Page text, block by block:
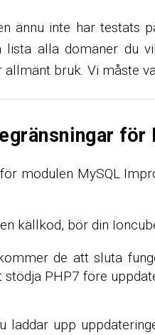
ännu inte har
lista alla domäner du
bruk. Vi måste
för
modulen MySQL
källkod, bör din
de att sluta
PHP7 före
upp